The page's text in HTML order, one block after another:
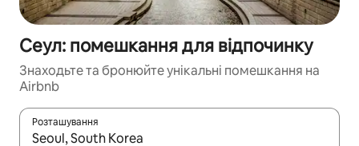
Сеул: помешкання для відпочинку
Знаходьте та бронюйте унікальні помешкання на
Airbnb
Розташування
Отримавши результати пошуку, використовуйте для